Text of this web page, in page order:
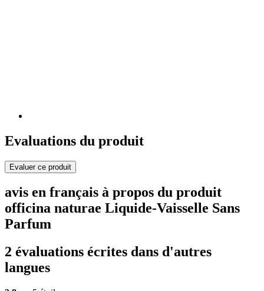
Evaluations du produit
Evaluer ce produit
avis en français à propos du produit
officina naturae Liquide-Vaisselle Sans
Parfum
2 évaluations écrites dans d'autres
langues